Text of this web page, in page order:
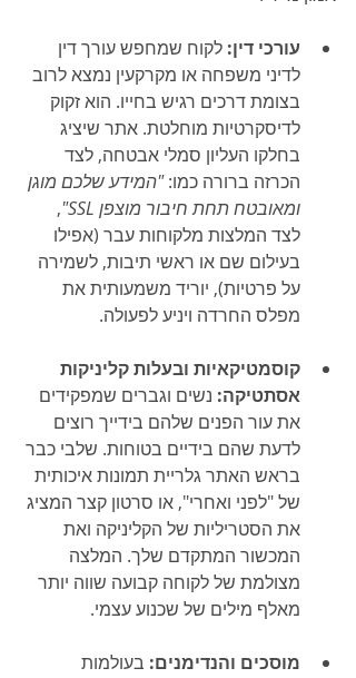
עורכי דין: לקוח שמחפש עורך דין
לדיני משפחה או מקרקעין נמצא לרוב
בצומת דרכים רגיש בחייו. הוא זקוק
לדיסקרטיות מוחלטת. אתר שיציג
בחלקו העליון סמלי אבטחה, לצד
הכרזה ברורה כמו: "המידע שלכם מוגן
ומאובטח תחת חיבור מוצפן SSL"
,
לצד המלצות מלקוחות עבר (אפילו
בעילום שם או ראשי תיבות, לשמירה
על פרטיות), יוריד משמעותית את
מפלס החרדה ויניע לפעולה.
קוסמטיקאיות ובעלות קליניקות
אסתטיקה: נשים וגברים שמפקידים
את עור הפנים שלהם בידייך רוצים
לדעת שהם בידיים בטוחות. שלבי כבר
בראש האתר גלריית תמונות איכותית
של "לפני ואחרי", או סרטון קצר המציג
את הסטריליות של הקליניקה ואת
המכשור המתקדם שלך. המלצה
מצולמת של לקוחה קבועה שווה יותר
מאלף מילים של שכנוע עצמי.
מוסכים והנדימנים: בעולמות